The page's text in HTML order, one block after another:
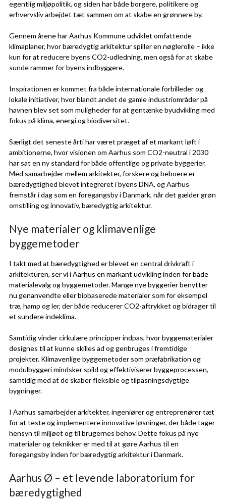
egentlig miljøpolitik, og siden har både borgere, politikere og
erhvervsliv arbejdet tæt sammen om at skabe en grønnere by.
Gennem årene har Aarhus Kommune udviklet omfattende
klimaplaner, hvor bæredygtig arkitektur spiller en nøglerolle – ikke
kun for at reducere byens CO2-udledning, men også for at skabe
sunde rammer for byens indbyggere.
Inspirationen er kommet fra både internationale forbilleder og
lokale initiativer, hvor blandt andet de gamle industriområder på
havnen blev set som muligheder for at gentænke byudvikling med
fokus på klima, energi og biodiversitet.
Særligt det seneste årti har været præget af et markant løft i
ambitionerne, hvor visionen om Aarhus som CO2-neutral i 2030
har sat en ny standard for både offentlige og private byggerier.
Med samarbejder mellem arkitekter, forskere og beboere er
bæredygtighed blevet integreret i byens DNA, og Aarhus
fremstår i dag som en foregangsby i Danmark, når det gælder grøn
omstilling og innovativ, bæredygtig arkitektur.
Nye materialer og klimavenlige
byggemetoder
I takt med at bæredygtighed er blevet en central drivkraft i
arkitekturen, ser vi i Aarhus en markant udvikling inden for både
materialevalg og byggemetoder. Mange nye byggerier benytter
nu genanvendte eller biobaserede materialer som for eksempel
træ, hamp og ler, der både reducerer CO2-aftrykket og bidrager til
et sundere indeklima.
Samtidig vinder cirkulære principper indpas, hvor byggematerialer
designes til at kunne skilles ad og genbruges i fremtidige
projekter. Klimavenlige byggemetoder som præfabrikation og
modulbyggeri mindsker spild og effektiviserer byggeprocessen,
samtidig med at de skaber fleksible og tilpasningsdygtige
bygninger.
I Aarhus samarbejder arkitekter, ingeniører og entreprenører tæt
for at teste og implementere innovative løsninger, der både tager
hensyn til miljøet og til brugernes behov. Dette fokus på nye
materialer og teknikker er med til at gøre Aarhus til en
foregangsby inden for bæredygtig arkitektur i Danmark.
Aarhus Ø – et levende laboratorium for
bæredygtighed